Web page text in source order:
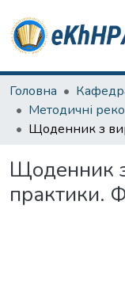
Головна
Методичні
Щоденник
практики.